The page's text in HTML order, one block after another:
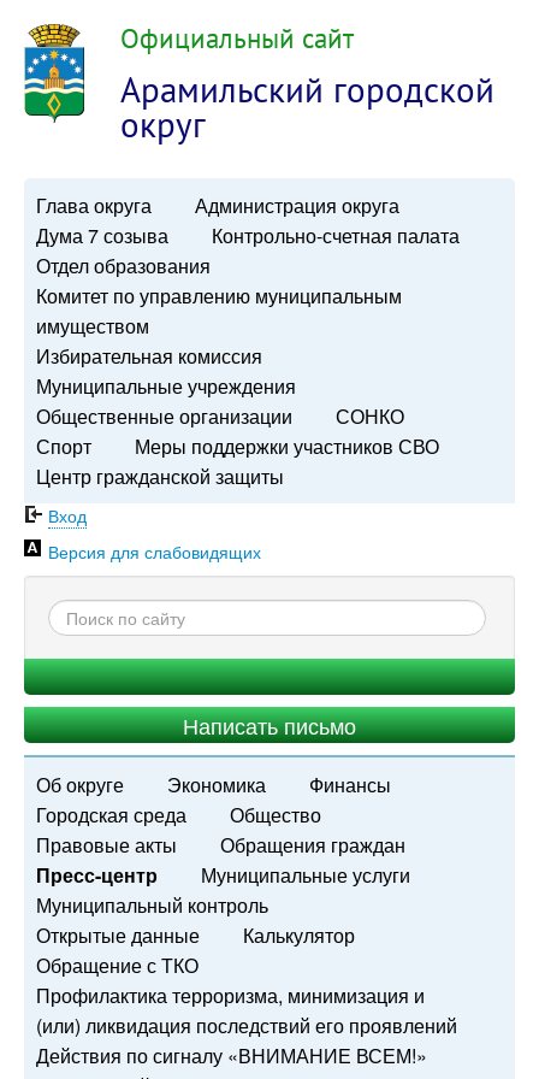
Официальный сайт
Арамильский городской
округ
Глава округа
Администрация округа
Дума 7 созыва
Контрольно-счетная палата
Отдел образования
Комитет по управлению муниципальным
имуществом
Избирательная комиссия
Муниципальные учреждения
Общественные организации
СОНКО
Спорт
Меры поддержки участников СВО
Центр гражданской защиты
Вход
Версия для слабовидящих
Написать письмо
Об округе Экономика
Финансы
Городская среда
Общество
Правовые акты
Обращения граждан
Пресс-центр
Муниципальные услуги
Муниципальный контроль
Открытые данные
Калькулятор
Обращение с ТКО
Профилактика терроризма, минимизация и
(или) ликвидация последствий его проявлений
Действия по сигналу «ВНИМАНИЕ ВСЕМ!»